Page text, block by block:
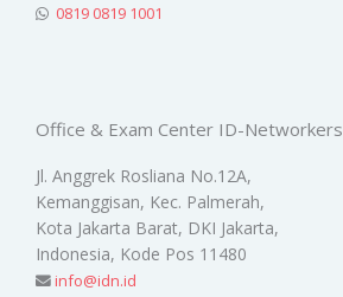
0819 0819 1001
Office & Exam Center ID-Networkers
Jl. Anggrek Rosliana No.12A,
Kemanggisan, Kec. Palmerah,
Kota Jakarta Barat, DKI Jakarta,
Indonesia, Kode Pos 11480
info@idn.id